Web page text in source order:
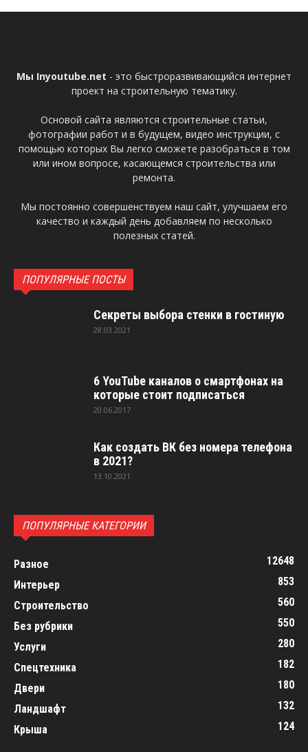
Мы Inyoutube.net - это быстроразвивающийся интернет
проект на строительную тематику.
Основой сайта являются строительные статьи,
фотографии работ и в будущем, видео инструкции, с
помощью которых Вы легко сможете разобраться в том
или ином вопросе, касающемся строительства или
ремонта.
Мы постоянно совершенствуем наш сайт, улучшаем его
качество и каждый день добавляем по несколько
полезных статей.
ПОПУЛЯРНЫЕ ПОСТЫ
Секреты выбора стенки в гостиную
28.03.2021
6 YouTube каналов о смартфонах на
которые стоит подписаться
20.06.2017
Как создать ВК без номера телефона
в 2021?
13.10.2021
ПОПУЛЯРНЫЕ КАТЕГОРИИ
Разное
12648
Интерьер
853
Строительство
560
Без рубрики
550
Услуги
280
Спецтехника
182
Двери
180
Ландшафт
132
Крыша
124